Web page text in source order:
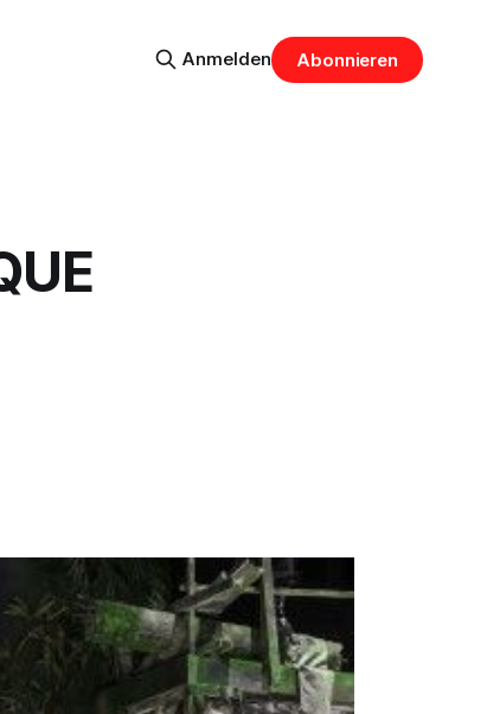
Anmelden Abonnieren